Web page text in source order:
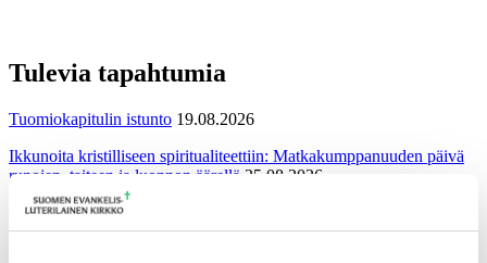
Tulevia tapahtumia
Tuomiokapitulin istunto 19.08.2026
Ikkunoita kristilliseen spiritualiteettiin: Matkakumppanuuden päivä
runojen, taiteen ja luonnon äärellä 25.08.2026
Toimistoväen verkostotapaaminen